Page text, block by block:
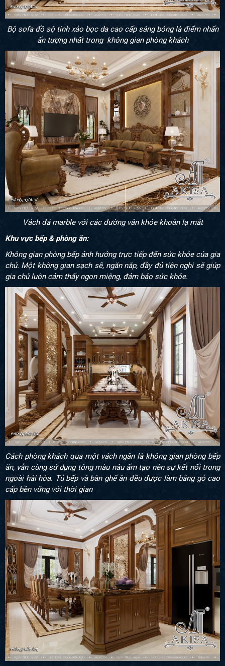
Bộ sofa đồ sộ tinh xảo bọc da cao cấp sáng bóng là điểm nhấn
ấn tượng nhất trong không gian phòng khách
Vách đá marble với các đường vân khỏe khoắn lạ mắt
Khu vực bếp & phòng ăn:
Không gian phòng bếp ảnh hưởng trực tiếp đến sức khỏe của gia
chủ. Một không gian sạch sẽ, ngăn nắp, đầy đủ tiện nghi sẽ giúp
gia chủ luôn cảm thấy ngon miệng, đảm bảo sức khỏe.
Cách phòng khách qua một vách ngăn là không gian phòng bếp
ăn, vẫn cùng sử dụng tông màu nâu ấm tạo nên sự kết nối trong
ngoài hài hòa. Tủ bếp và bàn ghế ăn đều được làm bằng gỗ cao
cấp bền vững với thời gian